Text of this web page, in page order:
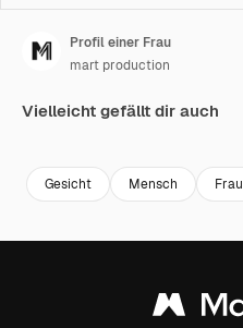
Profil einer Frau
mart production
Vielleicht gefällt dir auch
Gesicht Mensch Frau